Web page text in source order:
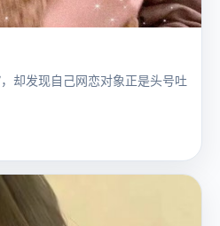
却发现自己网恋对象正是头号吐